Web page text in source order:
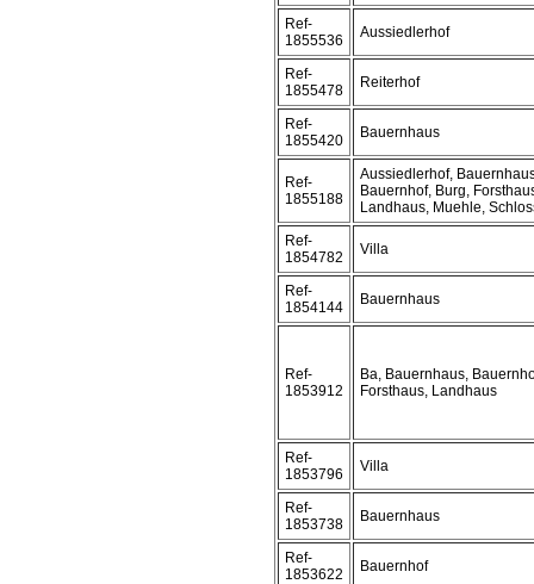
Ref-
1855536
Aussiedlerhof
Ref-
1855478
Reiterhof
Ref-
1855420
Bauernhaus
Ref-
1855188
Aussiedlerhof,
Bauernhof, Burg,
Landhaus, Muehle,
Ref-
1854782
Villa
Ref-
1854144
Bauernhaus
Ref-
1853912
Ba, Bauernhaus,
Forsthaus, Landhaus
Ref-
1853796
Villa
Ref-
1853738
Bauernhaus
Ref-
1853622
Bauernhof